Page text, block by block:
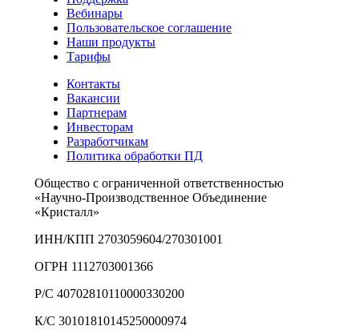
Вебинары
Пользовательское соглашение
Наши продукты
Тарифы
Контакты
Вакансии
Партнерам
Инвесторам
Разработчикам
Политика обработки ПД
Общество с ограниченной ответственностью
«Научно-Производственное Объединение
«Кристалл»
ИНН/КПП 2703059604/270301001
ОГРН 1112703001366
Р/С 40702810110000330200
К/С 30101810145250000974